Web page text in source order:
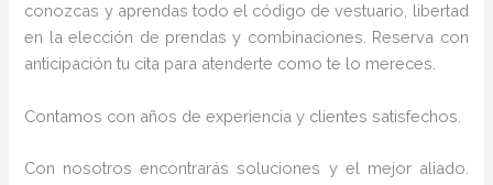
conozcas y aprendas todo el código de vestuario, libertad
en la elección de prendas y combinaciones. Reserva con
anticipación tu cita para atenderte como te lo mereces.
Contamos con años de experiencia y clientes satisfechos.
Con nosotros encontrarás soluciones y el mejor aliado.